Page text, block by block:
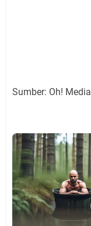
Sumber: Oh! Media